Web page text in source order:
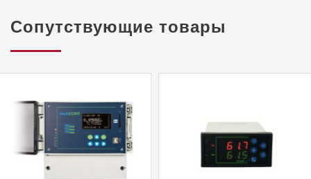
Сопутствующие товары